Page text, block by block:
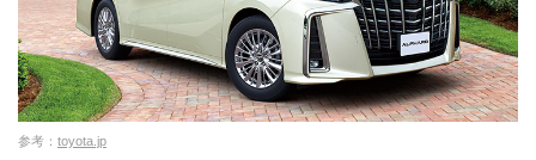
参考： toyota.jp